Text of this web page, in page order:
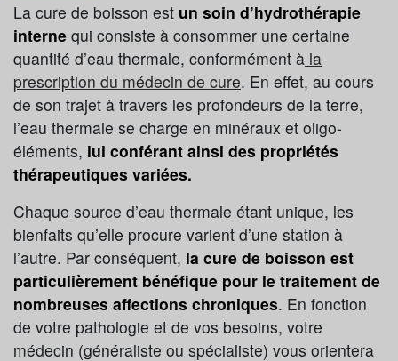
La cure de boisson est un soin d’hydrothérapie
interne qui consiste à consommer une certaine
quantité d’eau thermale, conformément à la
prescription du médecin de cure. En effet, au cours
de son trajet à travers les profondeurs de la terre,
l’eau thermale se charge en minéraux et oligo-
éléments, lui conférant ainsi des propriétés
thérapeutiques variées.
Chaque source d’eau thermale étant unique, les
bienfaits qu’elle procure varient d’une station à
l’autre. Par conséquent, la cure de boisson est
particulièrement bénéfique pour le traitement de
nombreuses affections chroniques. En fonction
de votre pathologie et de vos besoins, votre
médecin (généraliste ou spécialiste) vous orientera